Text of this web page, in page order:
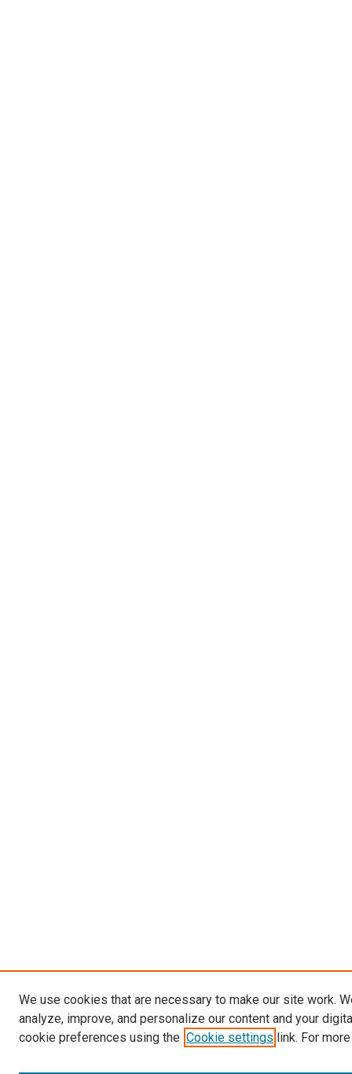
We use cookies that are necessary to make our site work.
analyze, improve, and personalize our content and your
cookie preferences using the Cookie settings link. For